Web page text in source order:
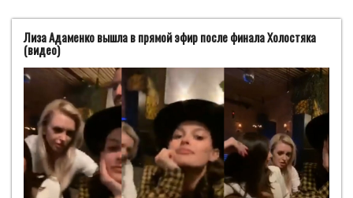
Лиза Адаменко вышла в прямой эфир после финала Холостяка
(видео)